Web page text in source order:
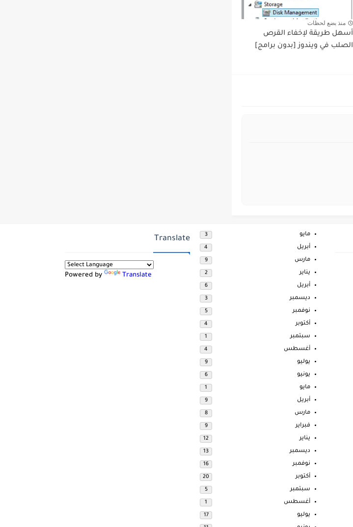
منذ بضع لحظات
أسهل طريقة لإخفاء القرص
الصلب في ويندوز [بدون برامج]
مايو 3
أبريل 4
مارس 9
يناير 2
أبريل 6
ديسمبر 3
نوفمبر 5
أكتوبر 4
سبتمبر 1
أغسطس 4
يوليو 9
يونيو 6
مايو 1
أبريل 9
مارس 8
فبراير 9
يناير 12
ديسمبر 13
نوفمبر 16
أكتوبر 20
سبتمبر 5
أغسطس 1
يوليو 17
Translate
Powered by Translate